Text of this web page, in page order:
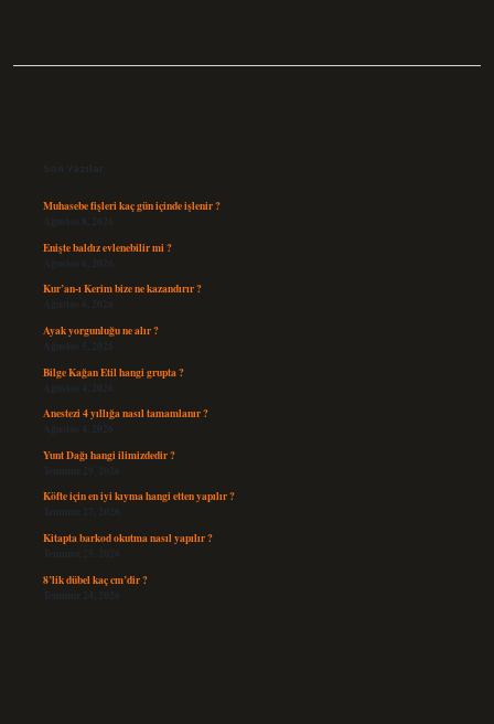
Son Yazılar
Muhasebe fişleri kaç gün içinde işlenir ?
Ağustos 8, 2026
Enişte baldız evlenebilir mi ?
Ağustos 6, 2026
Kur’an-ı Kerim bize ne kazandırır ?
Ağustos 6, 2026
Ayak yorgunluğu ne alır ?
Ağustos 5, 2026
Bilge Kağan Etil hangi grupta ?
Ağustos 4, 2026
Anestezi 4 yıllığa nasıl tamamlanır ?
Ağustos 4, 2026
Yunt Dağı hangi ilimizdedir ?
Temmuz 29, 2026
Köfte için en iyi kıyma hangi etten yapılır ?
Temmuz 27, 2026
Kitapta barkod okutma nasıl yapılır ?
Temmuz 25, 2026
8’lik dübel kaç cm’dir ?
Temmuz 24, 2026